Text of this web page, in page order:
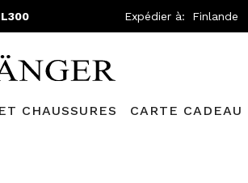
Expédier à:
CHAUSSURES
CARTE CADEAU